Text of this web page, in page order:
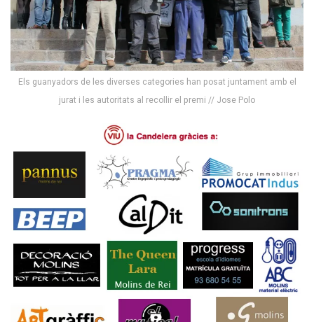
Els guanyadors de les diverses categories han posat juntament amb el
jurat i les autoritats al recollir el premi // Jose Polo